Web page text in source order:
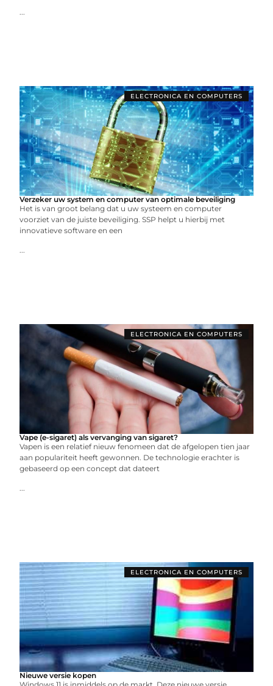
...
ELECTRONICA EN COMPUTERS
Verzeker uw system en computer van optimale beveiliging
Het is van groot belang dat u uw systeem en computer
voorziet van de juiste beveiliging. SSP helpt u hierbij met
innovatieve software en een
...
ELECTRONICA EN COMPUTERS
Vape (e-sigaret) als vervanging van sigaret?
Vapen is een relatief nieuw fenomeen dat de afgelopen tien jaar
aan populariteit heeft gewonnen. De technologie erachter is
gebaseerd op een concept dat dateert
...
ELECTRONICA EN COMPUTERS
Nieuwe versie kopen